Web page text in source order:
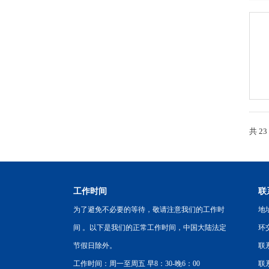
共
工作时间
为了避免不必要的等待，敬请注意我们的工作时
间 。以下是我们的正常工作时间，中国大陆法定
节假日除外。
工作时间：周一至周五 早8：30-晚6：00
联
地
环
联
联